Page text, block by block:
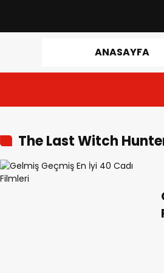
ANASAYFA
The Last Witch